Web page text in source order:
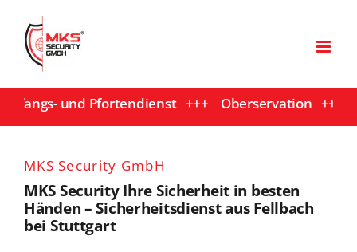
Inhalt
springen
Pfortendienst +++ Oberservation +++
MKS Security GmbH
MKS Security Ihre Sicherheit in besten
Händen – Sicherheitsdienst aus Fellbach
bei Stuttgart